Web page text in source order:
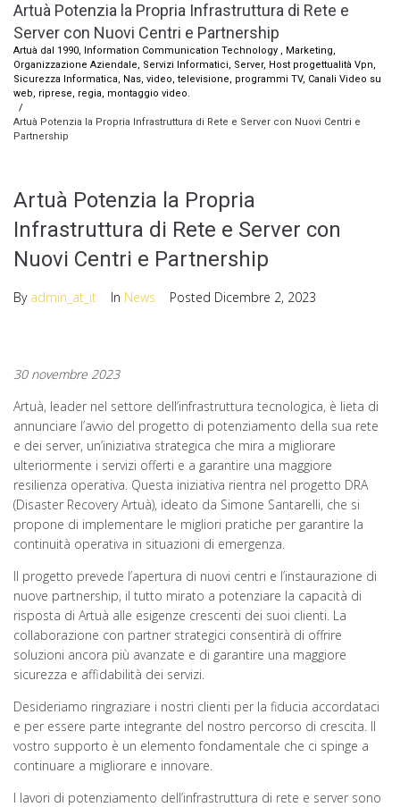
Artuà Potenzia la Propria Infrastruttura di Rete e
Server con Nuovi Centri e Partnership
Artuà dal 1990, Information Communication Technology , Marketing,
Organizzazione Aziendale, Servizi Informatici, Server, Host progettualità Vpn,
Sicurezza Informatica, Nas, video, televisione, programmi TV, Canali Video su
web, riprese, regia, montaggio video.
/
Artuà Potenzia la Propria Infrastruttura di Rete e Server con Nuovi Centri e
Partnership
Artuà Potenzia la Propria
Infrastruttura di Rete e Server con
Nuovi Centri e Partnership
By admin_at_it In News Posted Dicembre 2, 2023
30 novembre 2023
Artuà, leader nel settore dell’infrastruttura tecnologica, è lieta di
annunciare l’avvio del progetto di potenziamento della sua rete
e dei server, un’iniziativa strategica che mira a migliorare
ulteriormente i servizi offerti e a garantire una maggiore
resilienza operativa. Questa iniziativa rientra nel progetto DRA
(Disaster Recovery Artuà), ideato da Simone Santarelli, che si
propone di implementare le migliori pratiche per garantire la
continuità operativa in situazioni di emergenza.
Il progetto prevede l’apertura di nuovi centri e l’instaurazione di
nuove partnership, il tutto mirato a potenziare la capacità di
risposta di Artuà alle esigenze crescenti dei suoi clienti. La
collaborazione con partner strategici consentirà di offrire
soluzioni ancora più avanzate e di garantire una maggiore
sicurezza e affidabilità dei servizi.
Desideriamo ringraziare i nostri clienti per la fiducia accordataci
e per essere parte integrante del nostro percorso di crescita. Il
vostro supporto è un elemento fondamentale che ci spinge a
continuare a migliorare e innovare.
I lavori di potenziamento dell’infrastruttura di rete e server sono